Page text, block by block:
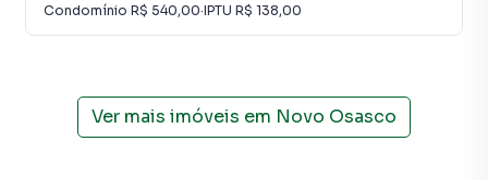
Condomínio R$ 540,00·IPTU R$ 138,00
Ver mais imóveis em Novo Osasco